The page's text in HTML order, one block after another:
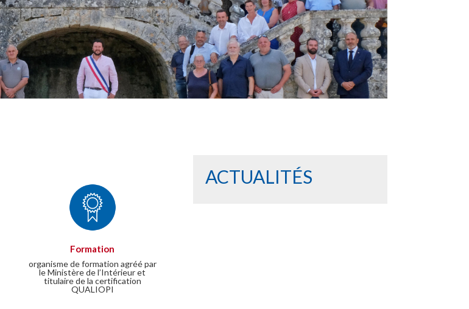
Formation
organisme de formation agréé par
le Ministère de l’Intérieur et
titulaire de la certification
QUALIOPI
ACTUALITÉS